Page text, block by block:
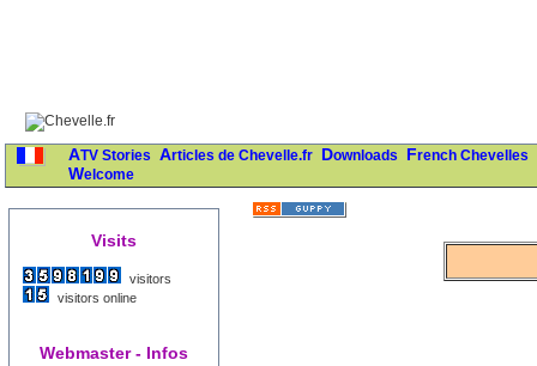
ATV Stories Articles de Chevelle.fr Downloads
French Chevelles
Welcome
Visits
visitors
visitors online
Webmaster - Infos